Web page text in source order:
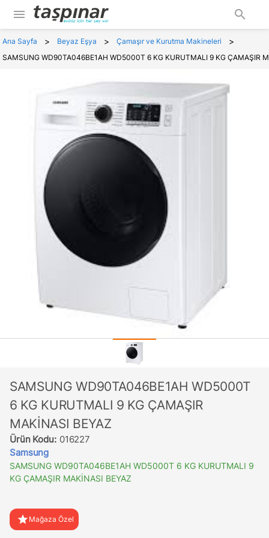
menu search
Ana Sayfa > Beyaz Eşya > Çamaşır ve Kurutma Makineleri >
SAMSUNG WD90TA046BE1AH WD5000T 6 KG KURUTMALI 9 KG ÇAMAŞIR
SAMSUNG WD90TA046BE1AH WD5000T
6 KG KURUTMALI 9 KG ÇAMAŞIR
MAKİNASI BEYAZ
Ürün Kodu: 016227
Samsung
SAMSUNG WD90TA046BE1AH WD5000T 6 KG KURUTMALI 9
KG ÇAMAŞIR MAKİNASI BEYAZ
star Mağaza Özel